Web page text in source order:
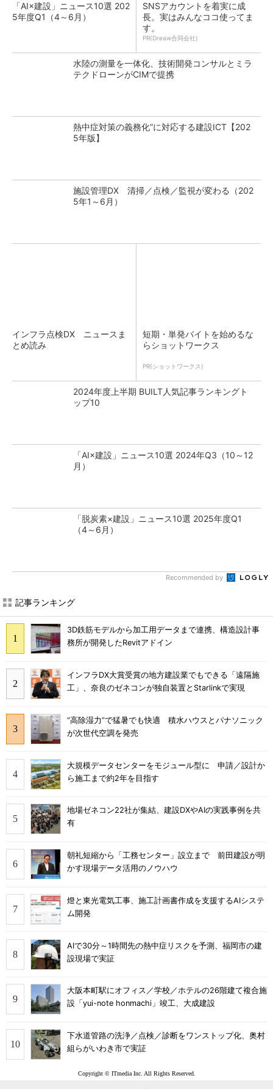
「AI×建設」ニュース10選 202
5年度Q1（4～6月）
SNSアカウントを着実に成
長。実はみんなココ使ってま
す。
PR(Dreaw合同会社)
水陸の測量を一体化、技術開発コンサルとミラ
テクドローンがCIMで提携
熱中症対策の義務化”に対応する建設ICT【202
5年版】
施設管理DX 清掃／点検／監視が変わる（202
5年1～6月）
インフラ点検DX ニュースま
とめ読み
短期・単発バイトを始めるな
らショットワークス
PR(ショットワークス)
2024年度上半期 BUILT人気記事ランキングト
ップ10
「AI×建設」ニュース10選 2024年Q3（10～12
月）
「脱炭素×建設」ニュース10選 2025年度Q1
（4～6月）
Recommended by
記事ランキング
3D鉄筋モデルから加工用データまで連携、構造設計事
務所が開発したRevitアドイン
インフラDX大賞受賞の地方建設業でもできる「遠隔施
工」、奈良のゼネコンが独自装置とStarlinkで実現
“高除湿力”で猛暑でも快適 積水ハウスとパナソニック
が次世代空調を発売
大規模データセンターをモジュール型に 申請／設計か
ら施工まで約2年を目指す
地場ゼネコン22社が集結、建設DXやAIの実践事例を共
有
朝礼短縮から「工務センター」設立まで 前田建設が明
かす現場データ活用のノウハウ
燈と東光電気工事、施工計画書作成を支援するAIシステ
ム開発
AIで30分～1時間先の熱中症リスクを予測、福岡市の建
設現場で実証
大阪本町駅にオフィス／学校／ホテルの26階建て複合施
設「yui-note honmachi」竣工、大成建設
下水道管路の洗浄／点検／診断をワンストップ化、奥村
組らがいわき市で実証
Copyright © ITmedia Inc. All Rights Reserved.